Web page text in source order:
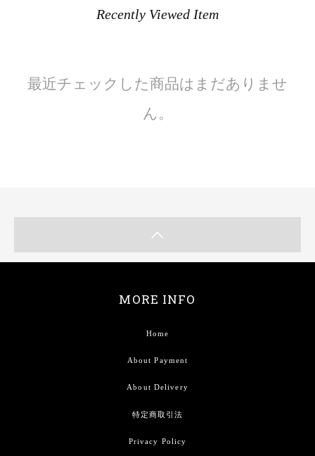
Recently Viewed Item
最近チェックした商品はまだありませ
ん。
MORE INFO
Home
About Payment
About Delivery
特定商取引法
Privacy Policy